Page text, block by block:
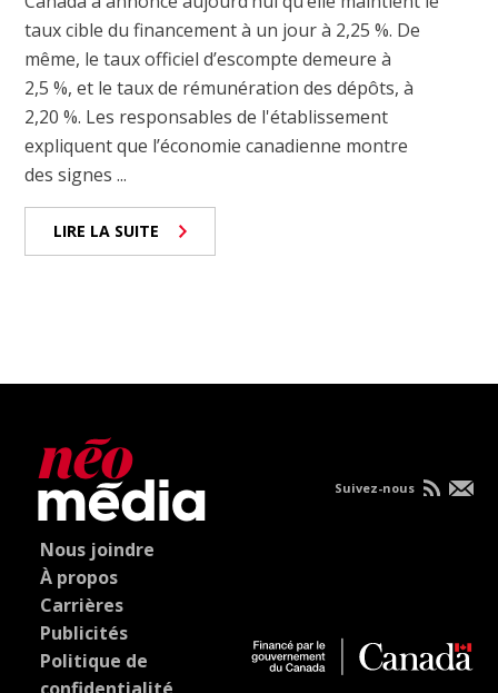
taux cible du financement à un jour à 2,25 %. De
même, le taux officiel d’escompte demeure à
2,5 %, et le taux de rémunération des dépôts, à
2,20 %. Les responsables de l'établissement
expliquent que l’économie canadienne montre
des signes ...
LIRE LA SUITE
Nous joindre
À propos
Carrières
Publicités
Politique de
Suivez-nous